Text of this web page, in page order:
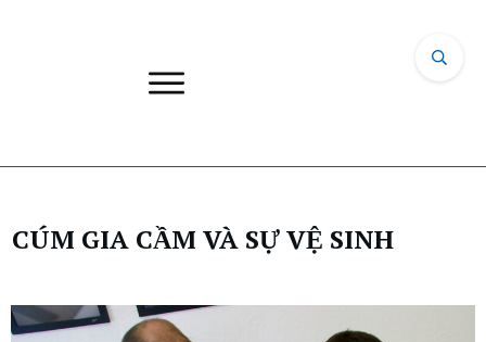
CÚM GIA CẦM VÀ SỰ VỆ SINH